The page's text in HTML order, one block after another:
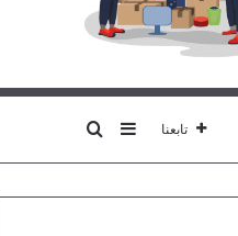
تابعنا إضافة عمود جانبي
بحث عن